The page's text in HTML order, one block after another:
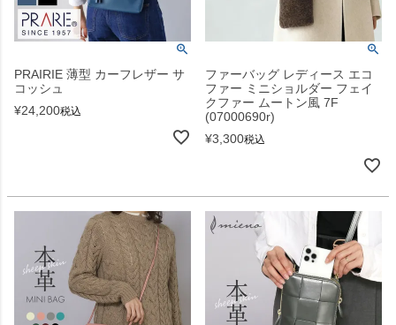
PRAIRIE 薄型 カーフレザー サ
コッシュ
¥24,200税込
ファーバッグ レディース エコ
ファー ミニショルダー フェイ
クファー ムートン風 7F
(07000690r)
¥3,300税込